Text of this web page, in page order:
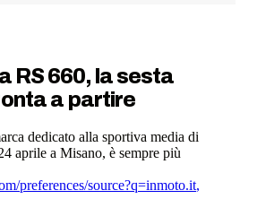
RS 660, la sesta
a partire
dedicato alla sportiva media di
aprile a Misano, è sempre più
preferences/source?q=inmoto.it,